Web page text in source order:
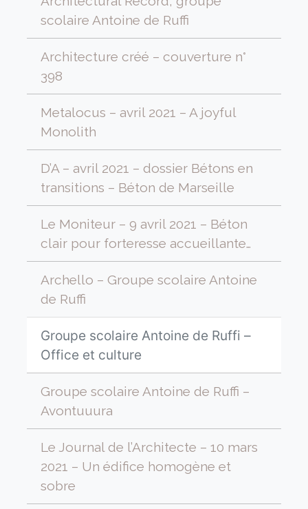
scolaire Antoine de Ruffi
Architecture créé – couverture n°
398
Metalocus – avril 2021 – A joyful
Monolith
D’A – avril 2021 – dossier Bétons en
transitions – Béton de Marseille
Le Moniteur – 9 avril 2021 – Béton
clair pour forteresse accueillante…
Archello – Groupe scolaire Antoine
de Ruffi
Groupe scolaire Antoine de Ruffi –
Office et culture
Groupe scolaire Antoine de Ruffi –
Avontuuura
Le Journal de l’Architecte – 10 mars
2021 – Un édifice homogène et
sobre